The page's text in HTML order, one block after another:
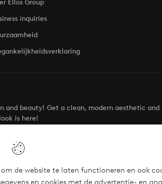
de website te laten functioneren en ook
en cookies met de advertentie- en
Ellos Group
inquiries
and beauty! Get a clean, modern aesthetic and
is here!